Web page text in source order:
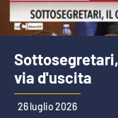
via d'uscita
26 luglio 2026